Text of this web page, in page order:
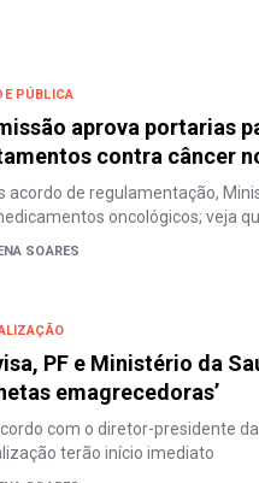
PÚBLICA
aprova portarias
contra câncer
acordo de regulamentação,
oncológicos; veja
SOARES
PF e Ministério da
emagrecedoras’
com o diretor-presidente
terão início imediato